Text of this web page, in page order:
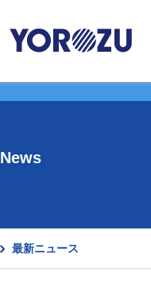
News
最新ニュース